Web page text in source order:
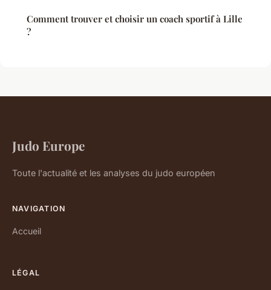
Comment trouver et choisir un coach sportif à Lille
?
Judo Europe
Toute l'actualité et les analyses du judo européen
NAVIGATION
Accueil
LÉGAL